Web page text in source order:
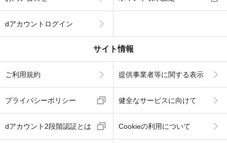
dアカウントログイン
サイト情報
ご利用規約 提供事業者等に関する表示
プライバシーポリシー 健全なサービスに向けて
dアカウント2段階認証とは Cookieの利用について